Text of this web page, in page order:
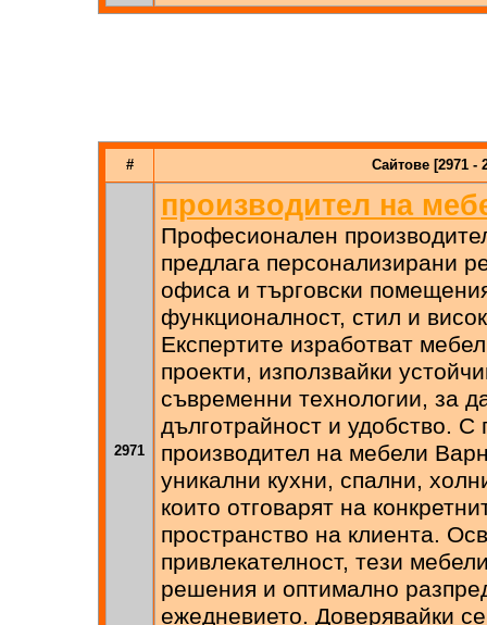
# Сайтове [2971 -
2971
производител на
Професионален
предлага персонализирани
офиса и търговски
функционалност, стил и
Експертите изработват
проекти, използвайки
съвременни технологии, за
дълготрайност и удобство.
производител на мебели
уникални кухни, спални,
които отговарят на
пространство на клиента.
привлекателност, тези
решения и оптимално
ежедневието. Доверявайки